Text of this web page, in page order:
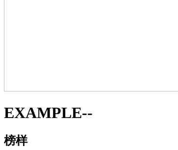
EXAMPLE--
榜样